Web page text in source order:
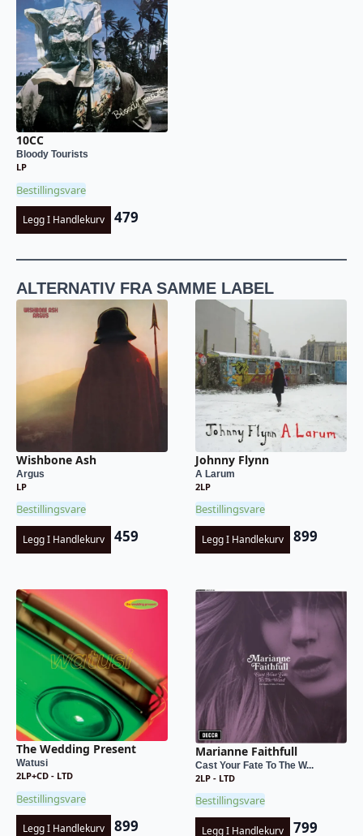
10CC
Bloody Tourists
LP
Bestillingsvare
Legg I Handlekurv 479
ALTERNATIV FRA SAMME LABEL
Wishbone Ash
Argus
LP
Bestillingsvare
Legg I Handlekurv 459
Johnny Flynn
A Larum
2LP
Bestillingsvare
Legg I Handlekurv 899
The Wedding Present
Watusi
2LP+CD - LTD
Bestillingsvare
Legg I Handlekurv 899
Marianne Faithfull
Cast Your Fate To The W...
2LP - LTD
Bestillingsvare
Legg I Handlekurv 799